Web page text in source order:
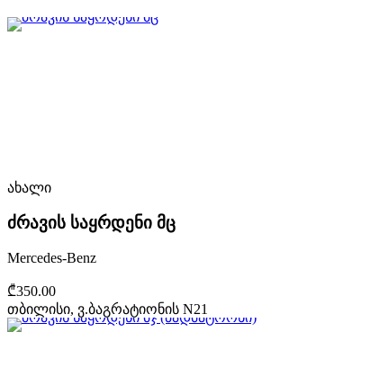
ახალი
ძრავის საყრდენი მც
Mercedes-Benz
₾350.00
თბილისი, ვ.ბაგრატიონის N21